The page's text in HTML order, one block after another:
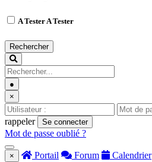
A TesterA Tester
Rechercher
●
×
rappeler
Se connecter
Mot de passe oublié ?
× Portail Forum Calendrier